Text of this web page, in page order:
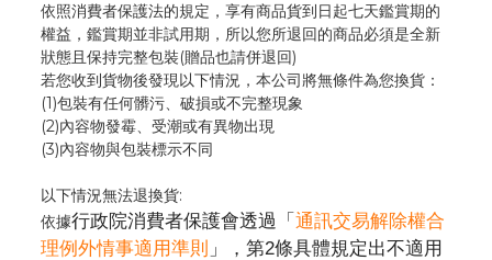
依照消費者保護法的規定，享有商品貨到日起七天鑑賞期的
權益，鑑賞期並非試用期，所以您所退回的商品必須是全新
狀態且保持完整包裝(贈品也請併退回)
若您收到貨物後發現以下情況，本公司將無條件為您換貨：
(1)包裝有任何髒污、破損或不完整現象
(2)內容物發霉、 受潮或有異物出現
(3)內容物與包裝標示不同
以下情況無法退換貨:
依據行政院消費者保護會透過「 通訊交易解除權合
理例外情事適用準則 」，第2條具體規定出不適用